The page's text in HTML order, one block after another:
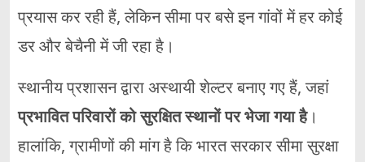
प्रयासकररहीहैं,लेकिनसीमापरबसेइनगांवोंमेंहरकोई
डरऔरबेचैनीमेंजीरहाहै।
स्थानीयप्रशासनद्वाराअस्थायीशेल्टरबनाएगएहैं,जहां
प्रभावितपरिवारोंकोसुरक्षितस्थानोंपरभेजागयाहै।
हालांकि,ग्रामीणोंकीमांगहैकिभारतसरकारसीमासुरक्षा